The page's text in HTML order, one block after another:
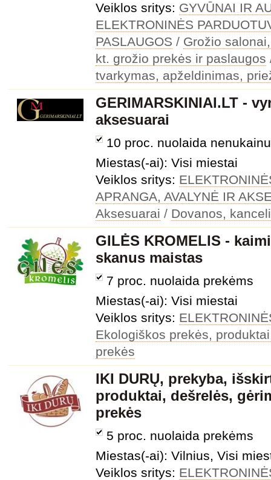
Veiklos sritys: GYVŪNAI IR
ELEKTRONINĖS
PASLAUGOS / Grožio
kt. grožio prekės ir paslaugos
tvarkymas, apželdinimas,
GERIMARSKINIAI.LT -
aksesuarai
10 proc. nuolaida
Miestas(-ai): Visi miestai
Veiklos sritys:
APRANGA, AVALYNĖ IR
Aksesuarai / Dovanos,
GILĖS KROMELIS -
skanus maistas
7 proc. nuolaida prekėms
Miestas(-ai): Visi miestai
Veiklos sritys:
Ekologiškos prekės,
prekės
IKI DURŲ, prekyba,
produktai, dešrelės,
prekės
5 proc. nuolaida prekėms
Miestas(-ai): Vilnius, Visi
Veiklos sritys: